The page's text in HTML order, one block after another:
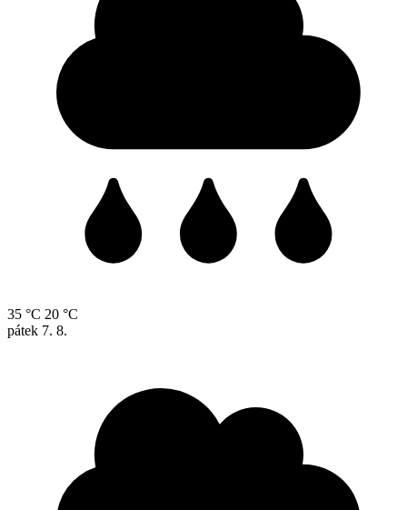
35 °C 20 °C
pátek 7. 8.